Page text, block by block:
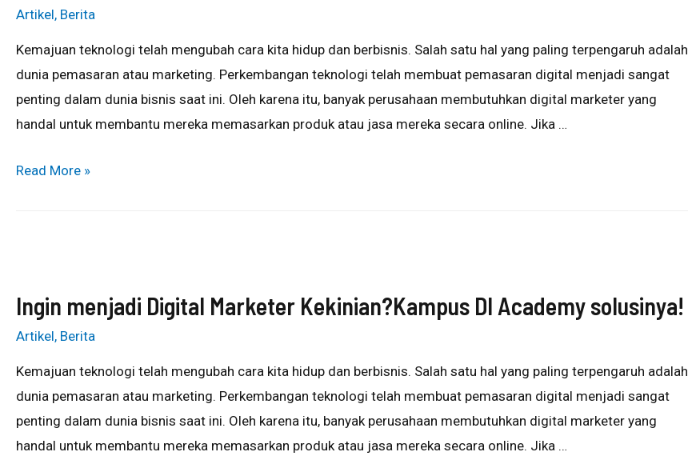
Artikel, Berita
Kemajuan teknologi telah mengubah cara kita hidup dan berbisnis. Salah satu hal yang paling terpengaruh adalah
dunia pemasaran atau marketing. Perkembangan teknologi telah membuat pemasaran digital menjadi sangat
penting dalam dunia bisnis saat ini. Oleh karena itu, banyak perusahaan membutuhkan digital marketer yang
handal untuk membantu mereka memasarkan produk atau jasa mereka secara online. Jika …
Read More »
Ingin menjadi Digital Marketer Kekinian?Kampus DI Academy solusinya!
Artikel, Berita
Kemajuan teknologi telah mengubah cara kita hidup dan berbisnis. Salah satu hal yang paling terpengaruh adalah
dunia pemasaran atau marketing. Perkembangan teknologi telah membuat pemasaran digital menjadi sangat
penting dalam dunia bisnis saat ini. Oleh karena itu, banyak perusahaan membutuhkan digital marketer yang
handal untuk membantu mereka memasarkan produk atau jasa mereka secara online. Jika …